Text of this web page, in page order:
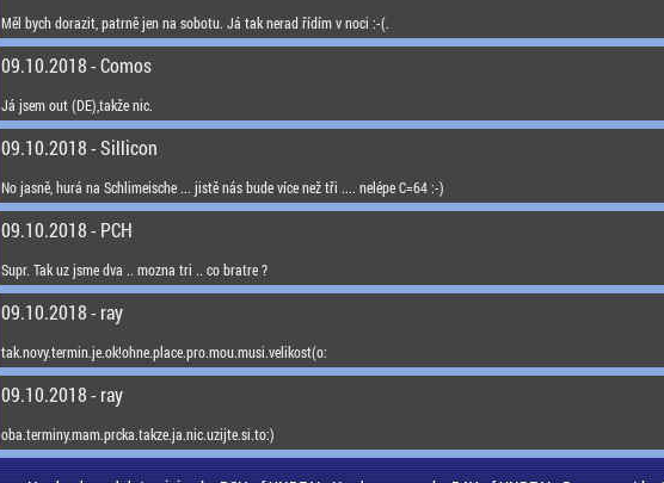
Měl bych dorazit, patrně jen na sobotu. Já tak nerad řídím v noci :-(.
09.10.2018 - Comos
Já jsem out (DE),takže nic.
09.10.2018 - Sillicon
No jasně, hurá na Schlimeische ... jistě nás bude více než tři .... nelépe C=64 :-)
09.10.2018 - PCH
Supr. Tak uz jsme dva .. mozna tri .. co bratre ?
09.10.2018 - ray
tak.novy.termin.je.ok!ohne.place.pro.mou.musi.velikost(o:
09.10.2018 - ray
oba.terminy.mam.prcka.takze.ja.nic.uzijte.si.to:)